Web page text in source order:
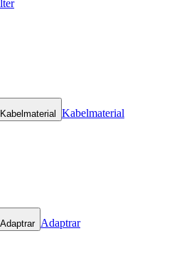
Kabelmaterial
Adaptrar